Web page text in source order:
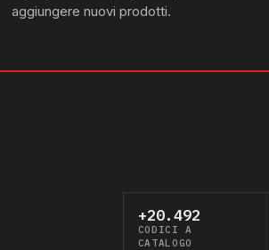
aggiungere nuovi prodotti.
+20.492
CODICI A
CATALOGO